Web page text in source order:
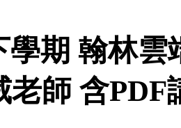
學期 翰林
老師 含